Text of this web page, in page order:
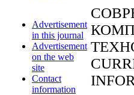
Advertisement
in this journal
Advertisement
on the web
site
Contact
information